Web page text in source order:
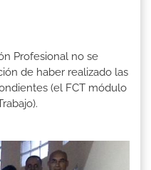
Profesional no se
de haber realizado las
(el FCT módulo